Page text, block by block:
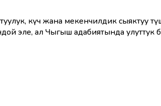
күч жана мекенчилдик сыяктуу
эле, ал Чыгыш адабиятында